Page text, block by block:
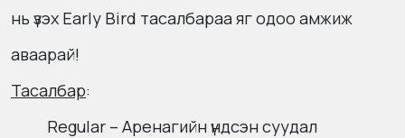
нь үзэх Early Bird тасалбараа яг одоо амжиж
аваарай!
Тасалбар:
Regular – Аренагийн үндсэн суудал